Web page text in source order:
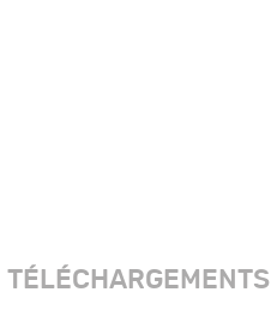
TÉLÉCHARGEMENTS